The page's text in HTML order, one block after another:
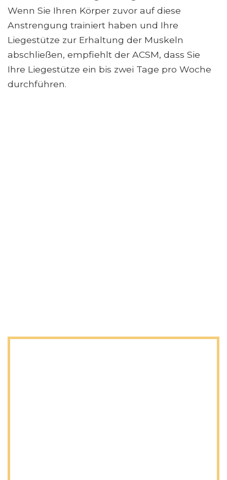
Wenn Sie Ihren Körper zuvor auf diese
Anstrengung trainiert haben und Ihre
Liegestütze zur Erhaltung der Muskeln
abschließen, empfiehlt der ACSM, dass Sie
Ihre Liegestütze ein bis zwei Tage pro Woche
durchführen.